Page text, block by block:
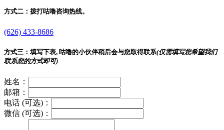
方式二： 拨打咕噜咨询热线。
(626) 433-8686
方式三： 填写下表, 咕噜的小伙伴稍后会与您取得联系(仅需填写您希望我们
联系您的方式即可)
姓名：
邮箱：
电话 (可选)：
微信 (可选)：